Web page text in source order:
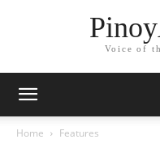
Voice of
Home Features